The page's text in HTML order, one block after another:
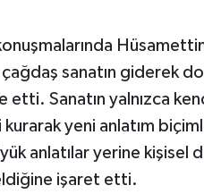
konuşmalarında
sanatın giderek
Sanatın yalnızca kendi
kurarak yeni anlatım
anlatılar yerine kişisel
işaret etti.